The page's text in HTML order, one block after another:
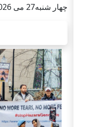
چهار شنبه27 می 2026